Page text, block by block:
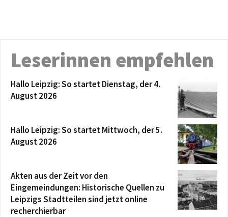
Leserinnen empfehlen
Hallo Leipzig: So startet Dienstag, der 4.
August 2026
Hallo Leipzig: So startet Mittwoch, der 5.
August 2026
Akten aus der Zeit vor den
Eingemeindungen: Historische Quellen zu
Leipzigs Stadtteilen sind jetzt online
recherchierbar